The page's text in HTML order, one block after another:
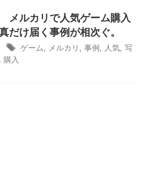
メルカリで人気ゲーム購入
だけ届く事例が相次ぐ。
ゲーム メルカリ 事例 人気 写
購入